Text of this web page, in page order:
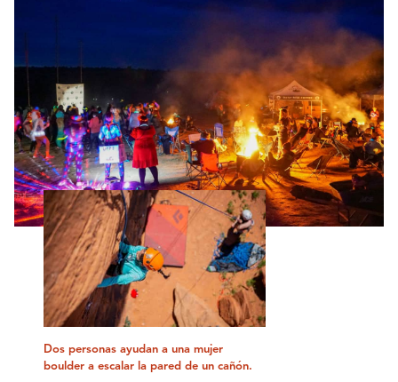
Dos personas ayudan a una mujer
boulder a escalar la pared de un cañón.